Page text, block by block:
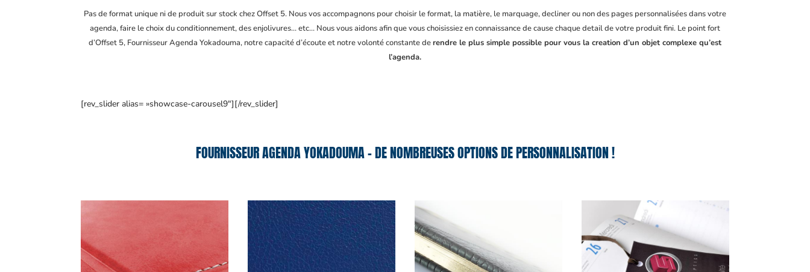
Pas de format unique ni de produit sur stock chez Offset 5. Nous vos accompagnons pour choisir le format, la matière, le marquage, decliner ou non des pages personnalisées dans votre
agenda, faire le choix du conditionnement, des enjolivures… etc… Nous vous aidons afin que vous choisissiez en connaissance de cause chaque detail de votre produit fini. Le point fort
d’Offset 5, Fournisseur Agenda Yokadouma, notre capacité d’écoute et notre volonté constante derendre le plus simple possible pour vous la creation d’un objet complexe qu’est
l’agenda.
[rev_slider alias= »showcase-carousel9″][/rev_slider]
FOURNISSEUR AGENDA YOKADOUMA – DE NOMBREUSES OPTIONS DE PERSONNALISATION !